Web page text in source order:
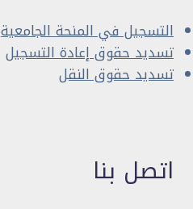
التسجيل في المنحة الجامعية
تسديد حقوق إعادة التسجيل
تسديد حقوق النقل
اتصل بنا